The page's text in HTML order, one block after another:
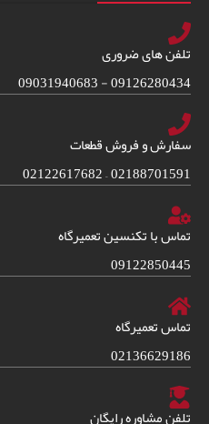
تلفن های ضروری
09126280434 - 09031940683
سفارش و فروش قطعات
02188701591 – 02122617682
تماس با تکنسین تعمیرگاه
09122850445
تماس تعمیرگاه
02136629186
تلفن مشاوره رایگان